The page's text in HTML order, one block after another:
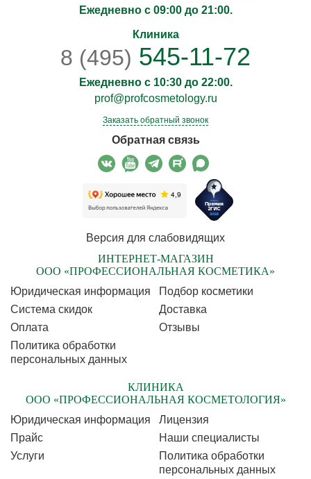
Ежедневно с 09:00 до 21:00.
Клиника
8 (495) 545-11-72
Ежедневно с 10:30 до 22:00.
prof@profcosmetology.ru
Заказать обратный звонок
Обратная связь
Версия для слабовидящих
ИНТЕРНЕТ-МАГАЗИН
ООО «ПРОФЕССИОНАЛЬНАЯ КОСМЕТИКА»
Юридическая информация
Подбор косметики
Cистема скидок
Доставка
Оплата
Отзывы
Политика обработки
персональных данных
КЛИНИКА
ООО «ПРОФЕССИОНАЛЬНАЯ КОСМЕТОЛОГИЯ»
Юридическая информация
Лицензия
Прайс
Наши специалисты
Услуги
Политика обработки
персональных данных